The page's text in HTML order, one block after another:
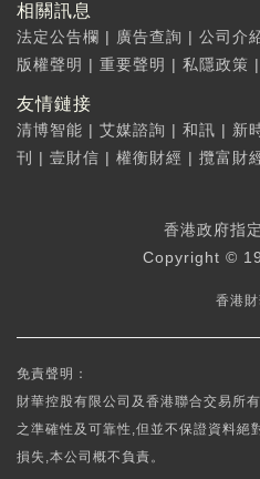
相關訊息
法定公告欄 | 廣告查詢 | 公司介
版權聲明 | 重要聲明 | 私隱政策 |
友情鏈接
清博智能 | 艾媒諮詢 | 和訊 | 新
刊
| 壹財信 | 權衡財經 | 攬富財
香港政府指
Copyright ©
香港
免責聲明：
財華控股有限公司及香港聯合交易所
之準確性及可靠性,但並不保證資料絕
損失,本公司概不負責。